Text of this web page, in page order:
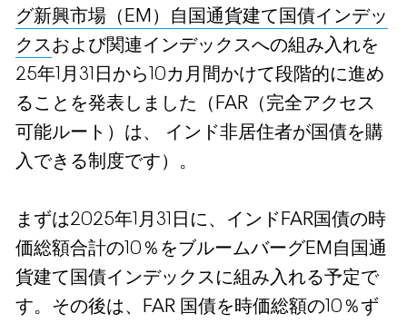
グ新興市場（EM）自国通貨建て国債インデッ
クスおよび関連インデックスへの組み入れを
25年1月31日から10カ月間かけて段階的に進め
ることを発表しました（FAR（完全アクセス
可能ルート）は、 インド非居住者が国債を購
入できる制度です）。
まずは2025年1月31日に、インドFAR国債の時
価総額合計の10％をブルームバーグEM自国通
貨建て国債インデックスに組み入れる予定で
す。その後は、FAR 国債を時価総額の10％ず